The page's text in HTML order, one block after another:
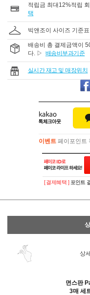
적립금 최대12%적립
택
빅앤조이 사이즈 기준
배송비 총 결제금액이
다. ▷ 배송비부과기준
실시간 재고 및 매장위치
이벤트 페이포인트
이벤트페이포인트
[ 결제혜택 ] 포인트
상
면스판
3매 세